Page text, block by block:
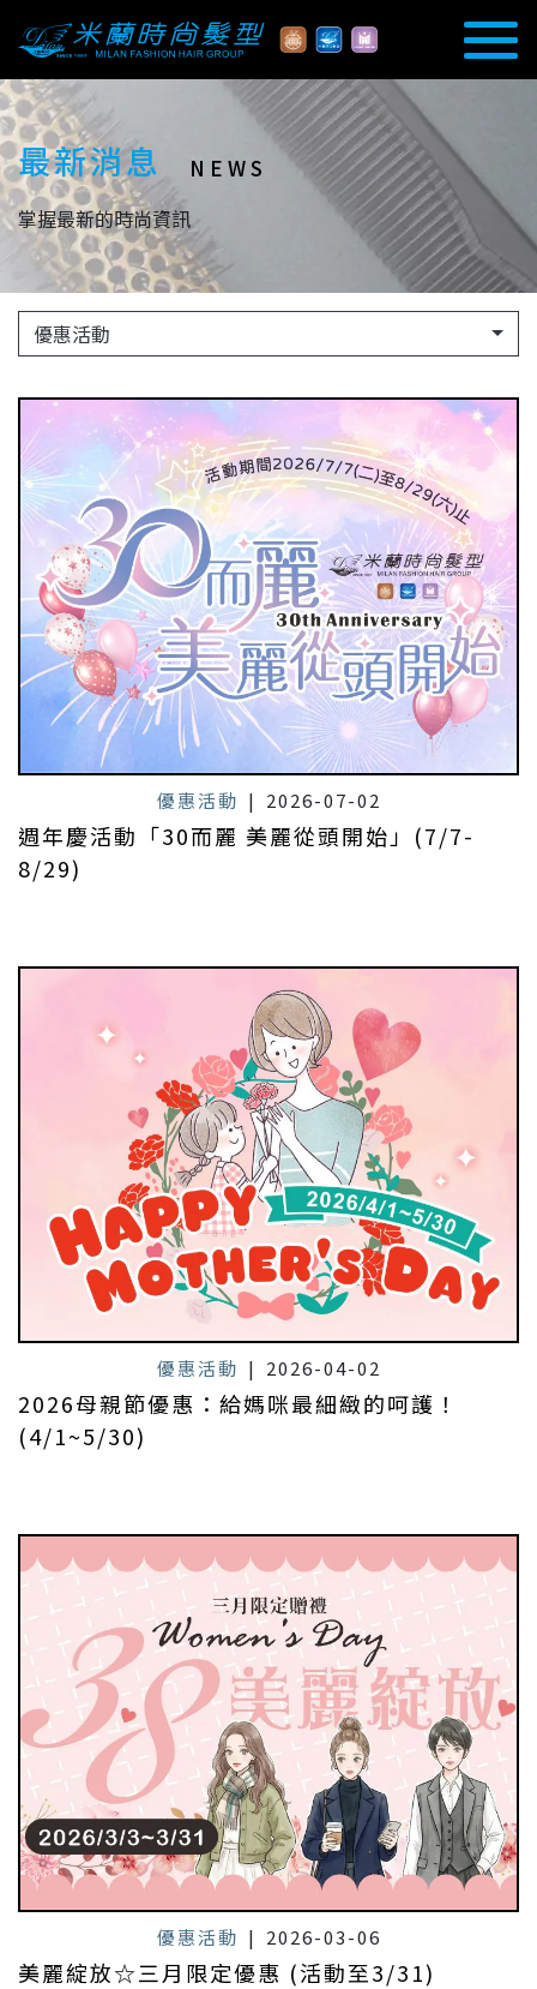
最新消息 NEWS
掌握最新的時尚資訊
優惠活動
優惠活動 | 2026-07-02
週年慶活動「30而麗 美麗從頭開始」(7/7-
8/29)
優惠活動 | 2026-04-02
2026母親節優惠：給媽咪最細緻的呵護！
(4/1~5/30)
優惠活動 | 2026-03-06
美麗綻放☆三月限定優惠 (活動至3/31)